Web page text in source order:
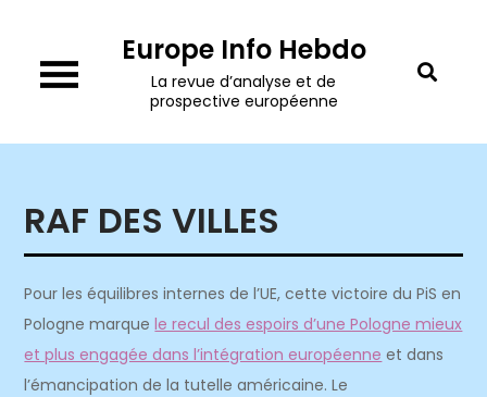
content
Europe Info Hebdo
La revue d’analyse et de
prospective européenne
RAF DES VILLES
Pour les équilibres internes de l’UE, cette victoire du PiS en
Pologne marquele recul des espoirs d’une Pologne mieux
et plus engagée dans l’intégration européenne et dans
l’émancipation de la tutelle américaine. Le